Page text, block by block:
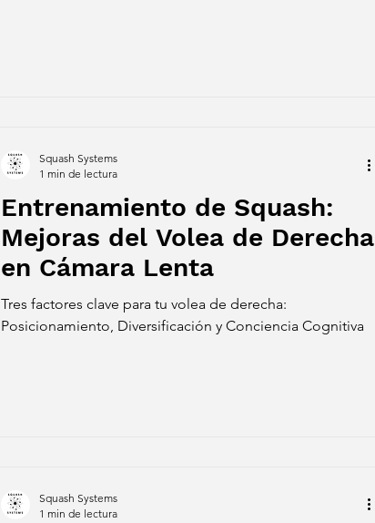
Entrenamiento de Squash:
Mejoras del Volea de Derecha
en Cámara Lenta
Tres factores clave para tu volea de derecha:
Posicionamiento, Diversificación y Conciencia Cognitiva
Squash Systems
1 min de lectura
Squash Systems
1 min de lectura